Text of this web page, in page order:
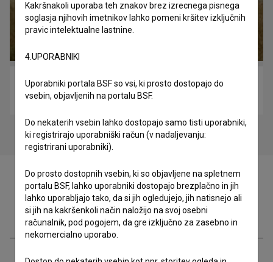
V mojih sanjah rase vsako noč drevo (2024)
poetični
Zasedba
Kakršnakoli uporaba teh znakov brez izrecnega pisnega
soglasja njihovih imetnikov lahko pomeni kršitev izključnih
pravic intelektualne lastnine.
4.UPORABNIKI
Uporabniki portala BSF so vsi, ki prosto dostopajo do
vsebin, objavljenih na portalu BSF.
Do nekaterih vsebin lahko dostopajo samo tisti uporabniki,
ki registrirajo uporabniški račun (v nadaljevanju:
registrirani uporabniki).
Do prosto dostopnih vsebin, ki so objavljene na spletnem
portalu BSF, lahko uporabniki dostopajo brezplačno in jih
lahko uporabljajo tako, da si jih ogledujejo, jih natisnejo ali
si jih na kakršenkoli način naložijo na svoj osebni
računalnik, pod pogojem, da gre izključno za zasebno in
nekomercialno uporabo.